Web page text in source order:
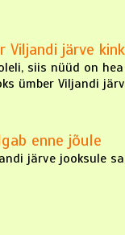
Viljandi järve
siis nüüd on
ümber Viljandi
enne jõule
järve jooksule